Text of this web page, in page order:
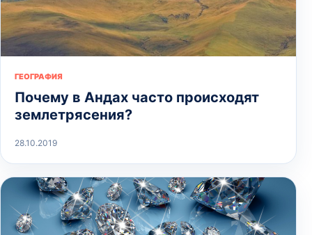
ГЕОГРАФИЯ
Почему в Андах часто происходят
землетрясения?
28.10.2019